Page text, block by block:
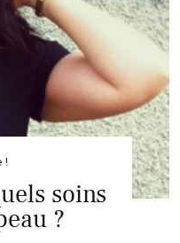
!
soins
?